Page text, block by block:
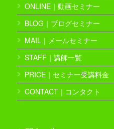
ONLINE｜動画セミナー
BLOG｜ブログセミナー
MAIL｜メールセミナー
STAFF｜講師一覧
PRICE｜セミナー受講料金
CONTACT｜コンタクト